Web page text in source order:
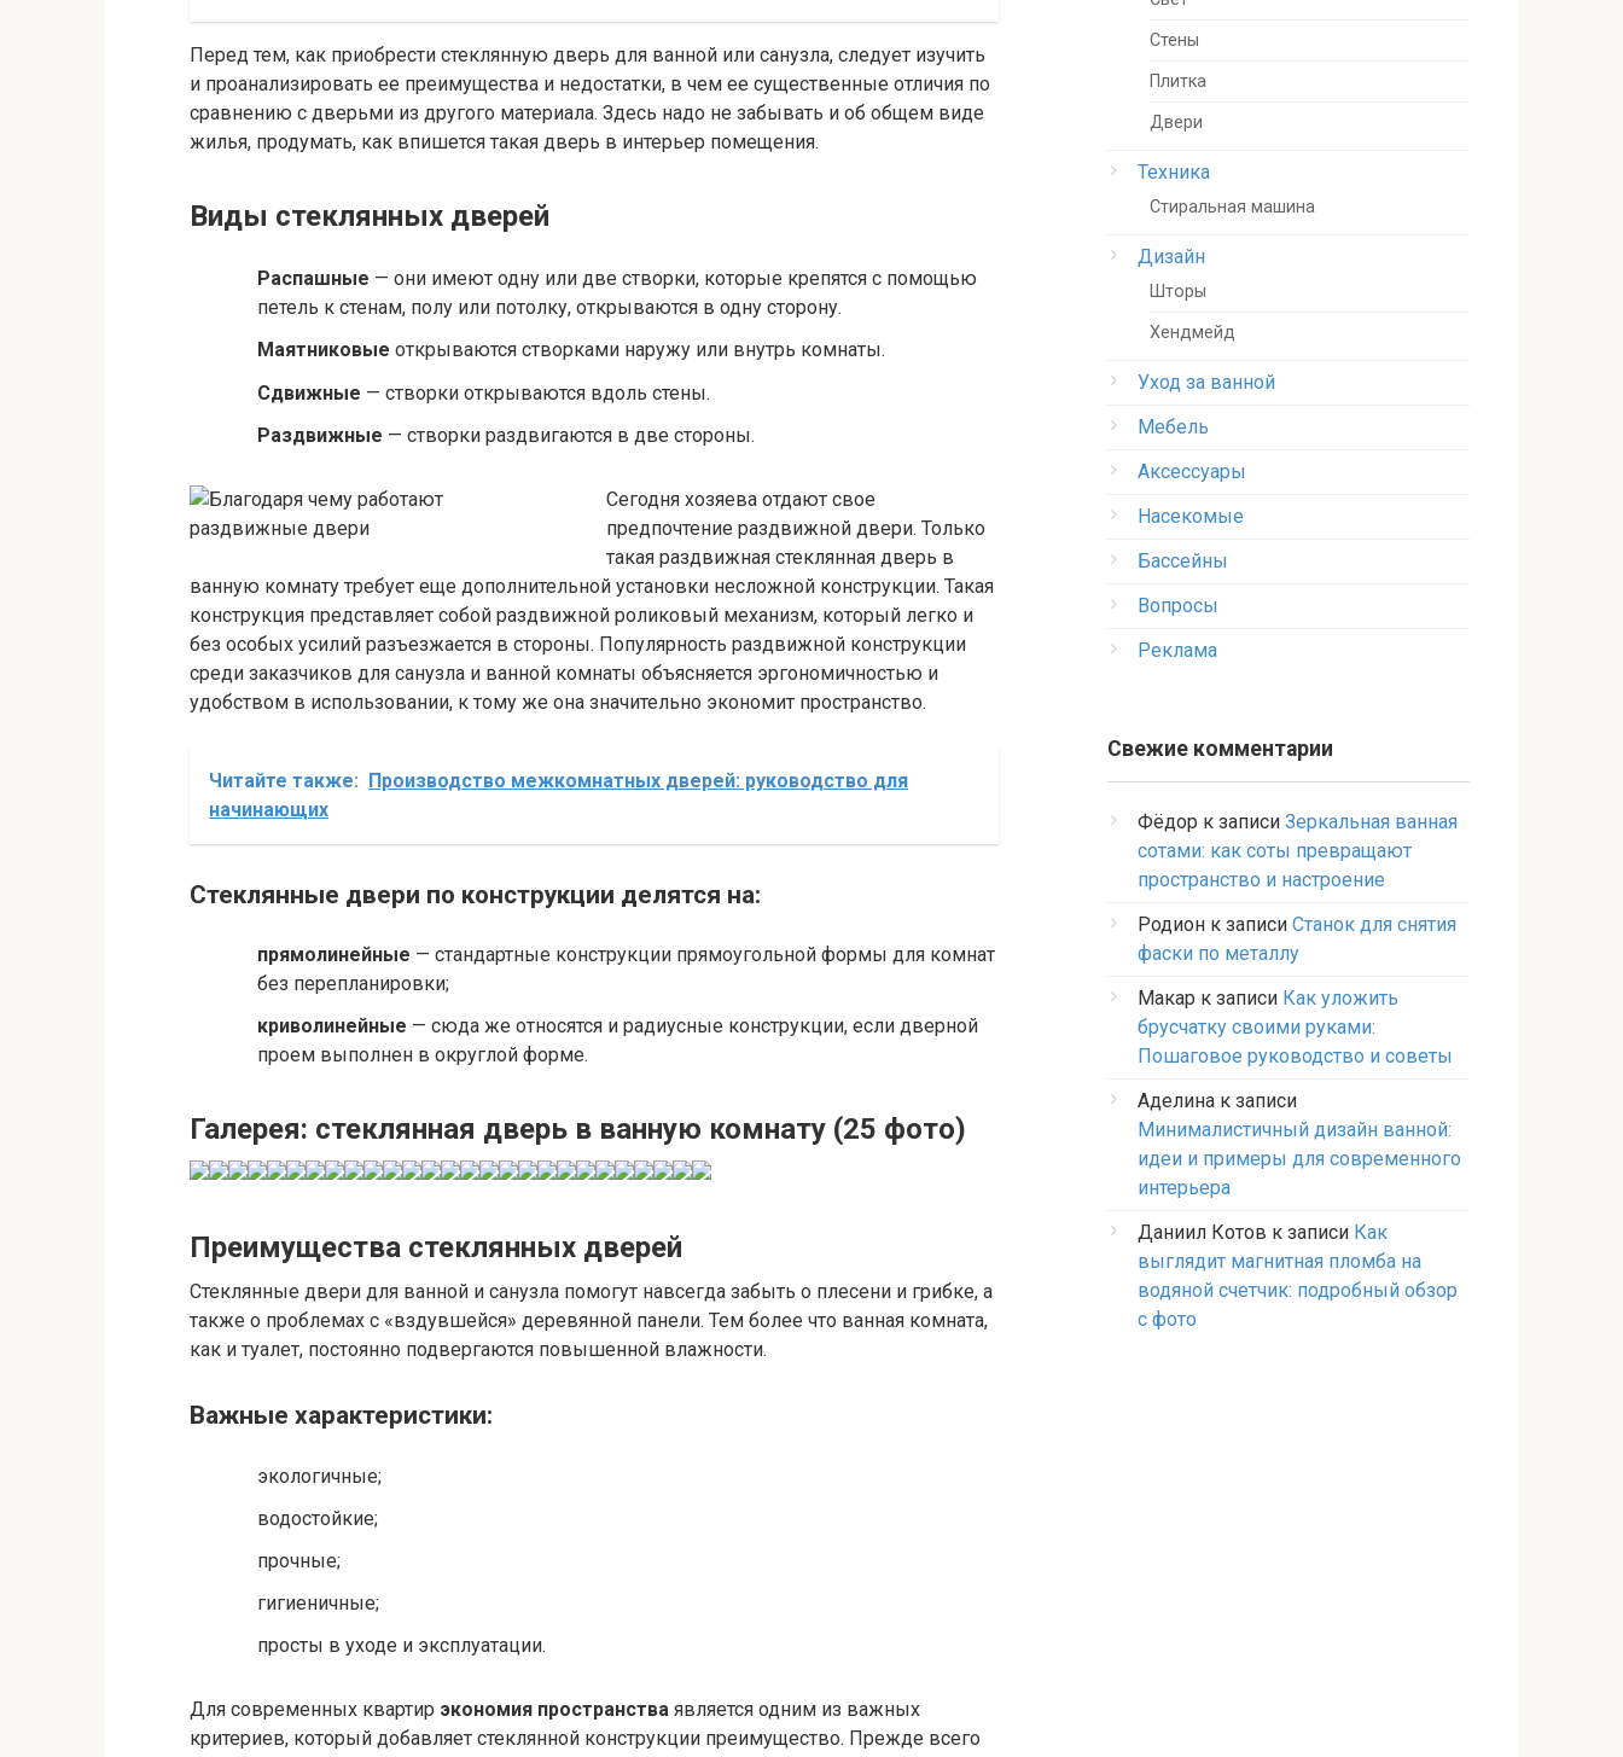
Перед тем, как приобрести стеклянную дверь для ванной или санузла, следует изучить
и проанализировать ее преимущества и недостатки, в чем ее существенные отличия по
сравнению с дверьми из другого материала. Здесь надо не забывать и об общем виде
жилья, продумать, как впишется такая дверь в интерьер помещения.
Виды стеклянных дверей
Распашные — они имеют одну или две створки, которые крепятся с помощью
петель к стенам, полу или потолку, открываются в одну сторону.
Маятниковые открываются створками наружу или внутрь комнаты.
Сдвижные — створки открываются вдоль стены.
Раздвижные — створки раздвигаются в две стороны.
Сегодня хозяева отдают свое
предпочтение раздвижной двери. Только
такая раздвижная стеклянная дверь в
ванную комнату требует еще дополнительной установки несложной конструкции. Такая
конструкция представляет собой раздвижной роликовый механизм, который легко и
без особых усилий разъезжается в стороны. Популярность раздвижной конструкции
среди заказчиков для санузла и ванной комнаты объясняется эргономичностью и
удобством в использовании, к тому же она значительно экономит пространство.
Читайте также: Производство межкомнатных дверей: руководство для
начинающих
Стеклянные двери по конструкции делятся на:
прямолинейные — стандартные конструкции прямоугольной формы для комнат
без перепланировки;
криволинейные — сюда же относятся и радиусные конструкции, если дверной
проем выполнен в округлой форме.
Галерея: стеклянная дверь в ванную комнату (25 фото)
Преимущества стеклянных дверей
Стеклянные двери для ванной и санузла помогут навсегда забыть о плесени и грибке, а
также о проблемах с «вздувшейся» деревянной панели. Тем более что ванная комната,
как и туалет, постоянно подвергаются повышенной влажности.
Важные характеристики:
экологичные;
водостойкие;
прочные;
гигиеничные;
просты в уходе и эксплуатации.
Для современных квартир экономия пространства является одним из важных
критериев, который добавляет стеклянной конструкции преимущество. Прежде всего
Стены
Плитка
Двери
Техника
Стиральная машина
Дизайн
Шторы
Хендмейд
Уход за ванной
Мебель
Аксессуары
Насекомые
Бассейны
Вопросы
Реклама
Свежие комментарии
Фёдор к записи Зеркальная ванная
сотами: как соты превращают
пространство и настроение
Родион к записи Станок для снятия
фаски по металлу
Макар к записи Как уложить
брусчатку своими руками:
Пошаговое руководство и советы
Аделина к записи
Минималистичный дизайн ванной:
идеи и примеры для современного
интерьера
Даниил Котов к записи Как
выглядит магнитная пломба на
водяной счетчик: подробный обзор
с фото